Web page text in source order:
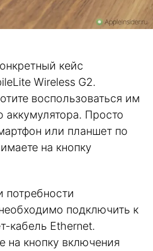
кейс
Wireless G2.
воспользоваться им
аккумулятора. Просто
или планшет по
на кнопку
потребности
подключить к
кабель Ethernet.
на кнопку включения